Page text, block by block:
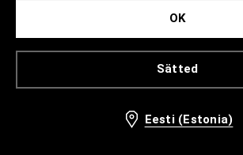
Sätted
OK
Eesti (Estonia)